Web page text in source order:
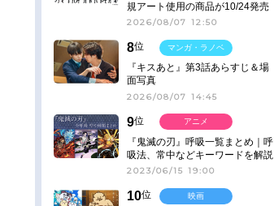
規アート使用の商品が10/24発売
2026/08/07 12:50
8位
『キスあと』第3話あらすじ＆場
面写真
2026/08/07 14:45
マンガ・ラノベ
9位
『鬼滅の刃』呼吸一覧まとめ｜呼
吸法、常中などキーワードを解説
2023/06/15 19:00
アニメ
10位
映画